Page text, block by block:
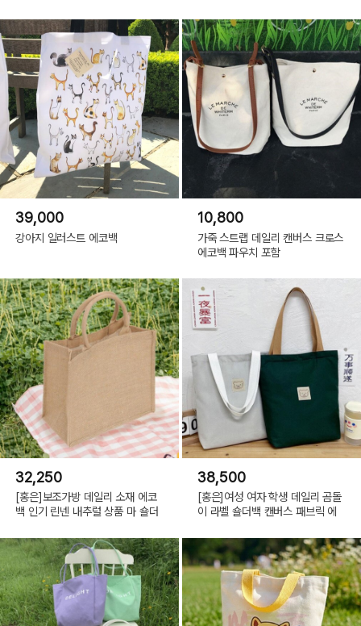
39,000
강아지 일러스트 에코백
10,800
가죽 스트랩 데일리 캔버스 크로스
에코백 파우치 포함
32,250
[홍은]보조가방 데일리 소재 에코
백 인기 린넨 내추럴 상품 마 숄더
38,500
[홍은]여성 여자 학생 데일리 곰돌
이 라벨 숄더백 캔버스 패브릭 에